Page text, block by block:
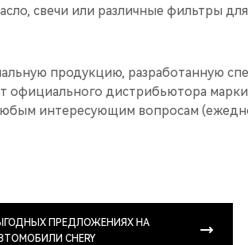
свечи или различные фильтры
продукцию, разработанную
официального дистрибьютора
интересующим вопросам
ПРЕДЛОЖЕНИЯХ НА
CHERY